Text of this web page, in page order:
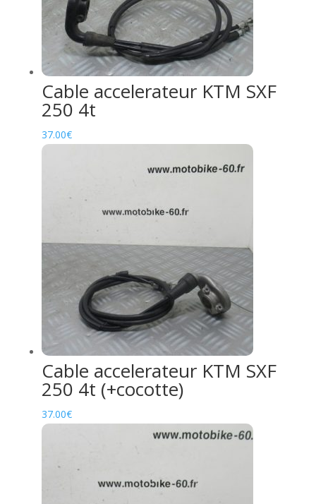
Cable accelerateur KTM SXF
250 4t
37.00€
Cable accelerateur KTM SXF
250 4t (+cocotte)
37.00€